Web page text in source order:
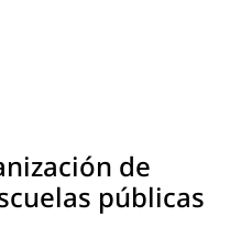
de
públicas